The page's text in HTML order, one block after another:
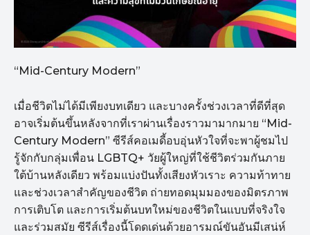
“Mid-Century Modern”
เมื่อชีวิตไม่ได้มีเพียงบทเดียว และบางครั้งช่วงเวลาที่ดีที่สุด
อาจเริ่มต้นขึ้นหลังจากที่เราผ่านเรื่องราวมามากมาย “Mid-
Century Modern” ซีรีส์คอเมดี้อบอุ่นหัวใจที่จะพาผู้ชมไป
รู้จักกับกลุ่มเพื่อน LGBTQ+ วัยผู้ใหญ่ที่ใช้ชีวิตร่วมกันภาย
ใต้บ้านหลังเดียว พร้อมแบ่งปันทั้งเสียงหัวเราะ ความท้าทาย
และช่วงเวลาสำคัญของชีวิต ถ่ายทอดมุมมองของมิตรภาพ
การเติบโต และการเริ่มต้นบทใหม่ของชีวิตในแบบที่จริงใจ
และร่วมสมัย ซีรีส์เรื่องนี้โดดเด่นด้วยอารมณ์ขันอันมีเสน่ห์